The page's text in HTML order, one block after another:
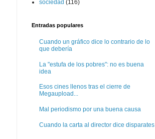
sociedad (116)
Entradas populares
Cuando un gráfico dice lo contrario de lo
que debería
La "estufa de los pobres": no es buena
idea
Esos cines llenos tras el cierre de
Megaupload...
Mal periodismo por una buena causa
Cuando la carta al director dice disparates